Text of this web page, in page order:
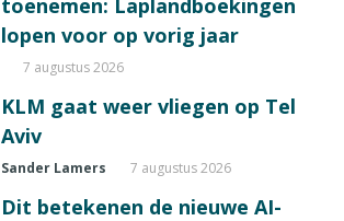
lopen voor op vorig jaar
7 augustus 2026
KLM gaat weer vliegen op Tel
Aviv
Sander Lamers 7 augustus 2026
Dit betekenen de nieuwe AI-